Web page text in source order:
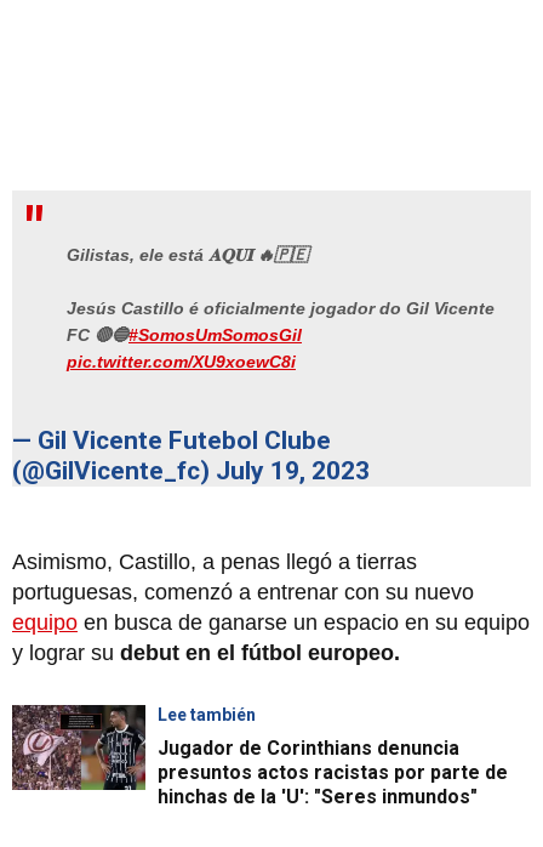
Gilistas, ele está 𝐀𝐐𝐔𝐈 🔥🇵🇪
Jesús Castillo é oficialmente jogador do Gil Vicente
FC 🔴🔵#SomosUmSomosGil
pic.twitter.com/XU9xoewC8i
— Gil Vicente Futebol Clube
(@GilVicente_fc) July 19, 2023
Asimismo, Castillo, a penas llegó a tierras
portuguesas, comenzó a entrenar con su nuevo
equipo en busca de ganarse un espacio en su equipo
y lograr su debut en el fútbol europeo.
Lee también
Jugador de Corinthians denuncia
presuntos actos racistas por parte de
hinchas de la 'U': "Seres inmundos"